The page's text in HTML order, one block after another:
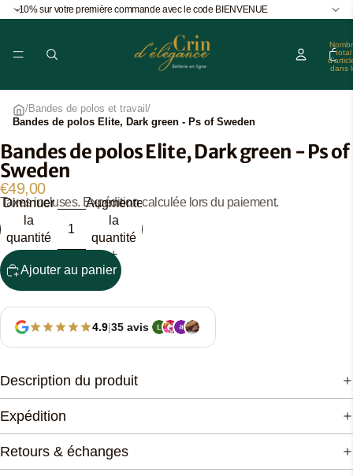
-10% sur votre première commande avec le code BIENVENUE
total
dans
/Bandes de polos et travail /
Bandes de polos Elite, Dark green - Ps of Sweden
Ouvrir
l’image
en
plein
écran
Bandes de polos Elite, Dark green - Ps of
Sweden
€49,00
Taxes incluses. Expédition calculée lors du paiement.
Diminuer
la
quantité
Augmenter
la
quantité
Ajouter au panier
4.9|35 avis
Description du produit
Expédition
Retours & échanges